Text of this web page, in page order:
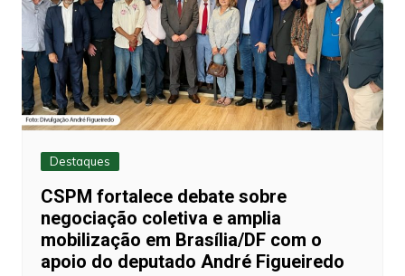
Destaques
CSPM fortalece debate sobre
negociação coletiva e amplia
mobilização em Brasília/DF com o
apoio do deputado André Figueiredo